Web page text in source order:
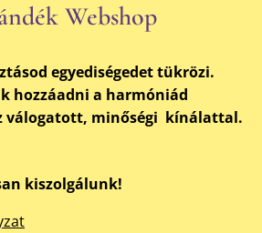
Webshop
egyediségedet tükrözi.
hozzáadni a harmóniád
válogatott, minőségi kínálattal.
kiszolgálunk!